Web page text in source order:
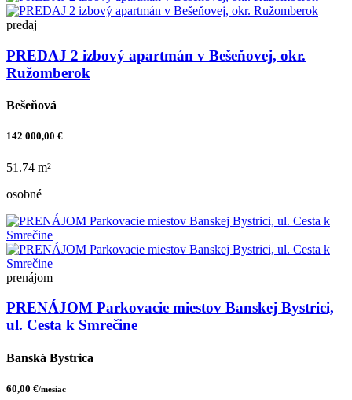
predaj
PREDAJ 2 izbový apartmán v Bešeňovej, okr.
Ružomberok
Bešeňová
142 000,00 €
51.74 m²
osobné
prenájom
PRENÁJOM Parkovacie miestov Banskej Bystrici,
ul. Cesta k Smrečine
Banská Bystrica
60,00 €/mesiac